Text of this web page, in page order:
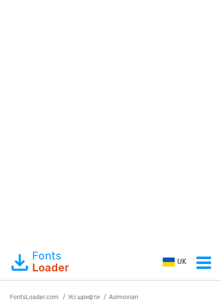
Fonts
Loader
UK
FontsLoader.com Усі шрифти Asimovian